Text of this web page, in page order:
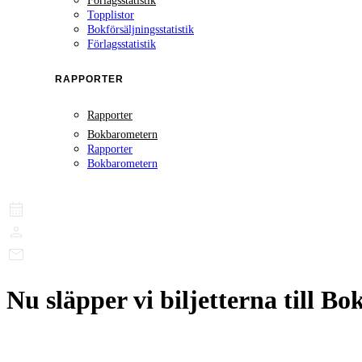
Topplistor
Bokförsäljningsstatistik
Förlagsstatistik
RAPPORTER
Rapporter
Bokbarometern
Rapporter
Bokbarometern
Nu släpper vi biljetterna till